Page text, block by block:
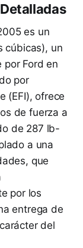
es un
cúbicas), un
por Ford en
por
(EFI), ofrece
de fuerza a
de 287 lb-
a una
que
por los
entrega de
del